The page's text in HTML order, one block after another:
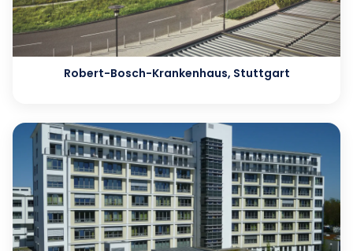
Robert-Bosch-Krankenhaus, Stuttgart